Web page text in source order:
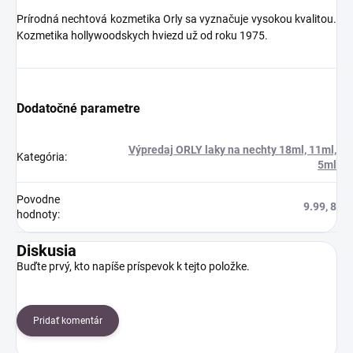
Prírodná nechtová kozmetika Orly sa vyznačuje vysokou kvalitou.
Kozmetika hollywoodskych hviezd už od roku 1975.
Dodatočné parametre
Kategória:
Výpredaj ORLY laky na nechty 18ml, 11ml,
5ml
Povodne
hodnoty:
9.99, 8
Diskusia
Buďte prvý, kto napíše príspevok k tejto položke.
Pridať komentár